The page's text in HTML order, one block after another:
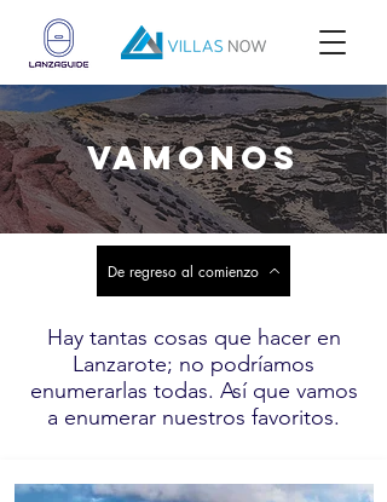
VAMONOS
De regreso al comienzo
Hay tantas cosas que hacer en
Lanzarote; no podríamos
enumerarlas todas. Así que vamos
a enumerar nuestros favoritos.